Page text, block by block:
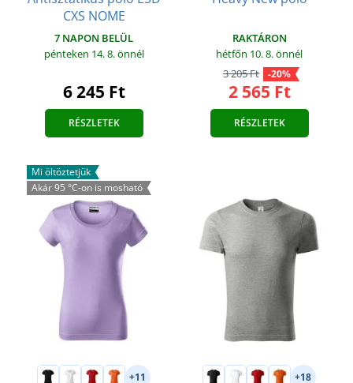
CXS NOME
7 NAPON BELÜL
pénteken 14. 8.önnél
6 245 Ft
RÉSZLETEK
RAKTÁRON
hétfőn 10. 8.önnél
3 205 Ft
-20%
2 565 Ft
RÉSZLETEK
Mi öltöztetjük
Akár 95 °C-on is mosható
+11 +18